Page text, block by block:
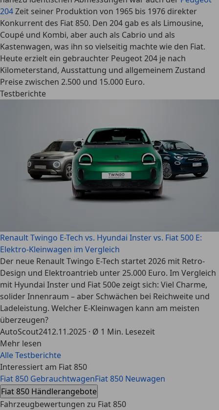
204Zeit seiner Produktion von 1965 bis 1976 direkter
Konkurrent des Fiat 850. Den 204 gab es als Limousine,
Coupé und Kombi, aber auch als Cabrio und als
Kastenwagen, was ihn so vielseitig machte wie den Fiat.
Heute erzielt ein gebrauchter Peugeot 204 je nach
Kilometerstand, Ausstattung und allgemeinem Zustand
Preise zwischen 2.500 und 15.000 Euro.
Testberichte
Renault Twingo E-Tech vs. Hyundai Inster vs. Fiat 500 E:
Elektro-Kleinwagen im Vergleich
Der neue Renault Twingo E-Tech startet 2026 mit Retro-
Design und Elektroantrieb unter 25.000 Euro. Im Vergleich
mit Hyundai Inster und Fiat 500e zeigt sich: Viel Charme,
solider Innenraum – aber Schwächen bei Reichweite und
Ladeleistung. Welcher E-Kleinwagen kann am meisten
überzeugen?
AutoScout2412.11.2025 · Ø 1 Min. Lesezeit
Mehr lesen
Alle Testberichte
Interessiert am Fiat 850
Fiat 850 GebrauchtwagenFiat 850 Neuwagen
Fiat 850 Händlerangebote
Fahrzeugbewertungen zu Fiat 850